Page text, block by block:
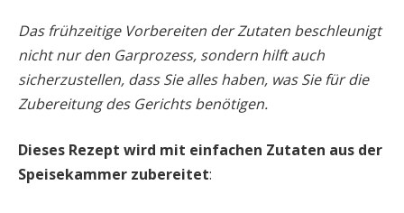
Das frühzeitige Vorbereiten der Zutaten beschleunigt
nicht nur den Garprozess, sondern hilft auch
sicherzustellen, dass Sie alles haben, was Sie für die
Zubereitung des Gerichts benötigen.
Dieses Rezept wird mit einfachen Zutaten aus der
Speisekammer zubereitet: